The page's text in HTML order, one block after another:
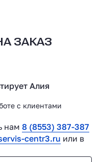
ЗАКАЗ
Алия
с клиентами
нам 8 (8553) 387-387
centr3.ru или в